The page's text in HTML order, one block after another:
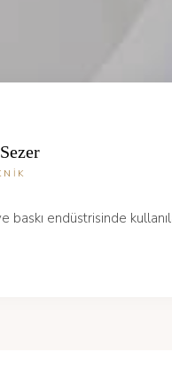
baskı endüstrisinde